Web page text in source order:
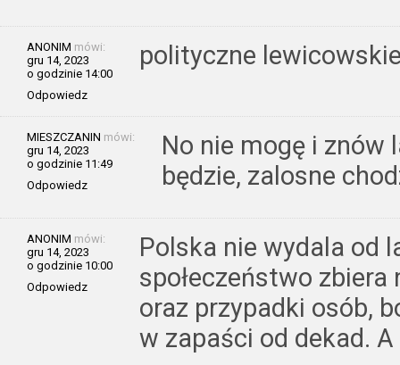
ANONIM mówi:
gru 14, 2023
o godzinie 14:00
Odpowiedz
polityczne
MIESZCZANIN mówi:
gru 14, 2023
o godzinie 11:49
Odpowiedz
No nie mogę i znów
będzie, zalosne
ANONIM mówi:
gru 14, 2023
o godzinie 10:00
Odpowiedz
Polska nie wydala od
społeczeństwo
oraz przypadki osób,
w zapaści od dekad.